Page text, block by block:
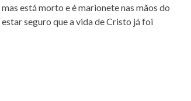
está morto e é marionete nas mãos do
estar seguro que a vida de Cristo já foi